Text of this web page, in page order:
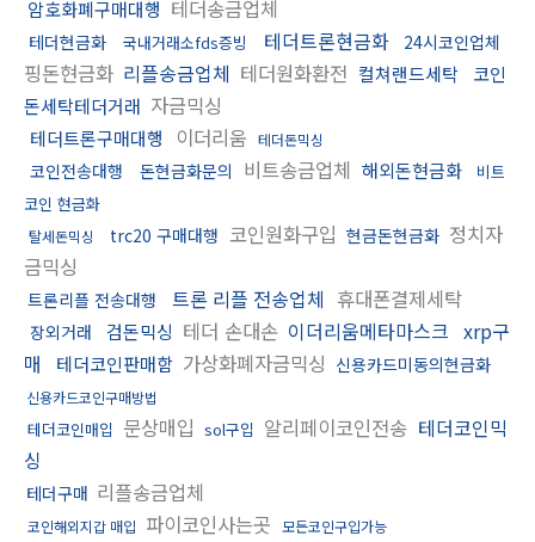
암호화폐구매대행 테더송금업체
테더현금화 국내거래소fds증빙 테더트론현금화 24시코인업체
핑돈현금화 리플송금업체 테더원화환전 컬쳐랜드세탁
코인
돈세탁테더거래 자금믹싱
테더트론구매대행 이더리움 테더돈믹싱
코인전송대행 돈현금화문의 비트송금업체 해외돈현금화
비트
코인 현금화
탈세돈믹싱 trc20 구매대행 코인원화구입 현금돈현금화 정치자
금믹싱
트론리플 전송대행 트론 리플 전송업체 휴대폰결제세탁
장외거래 검돈믹싱 테더 손대손 이더리움메타마스크 xrp구
매
테더코인판매함 가상화폐자금믹싱 신용카드미동의현금화
신용카드코인구매방법
테더코인매입 문상매입 sol구입 알리페이코인전송 테더코인믹
싱
테더구매 리플송금업체
코인해외지갑 매입 파이코인사는곳 모든코인구입가능